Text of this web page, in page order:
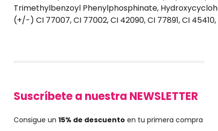
Trimethylbenzoyl Phenylphosphinate,
(+/-) CI 77007, CI 77002, CI 42090, CI 77891, CI
Suscríbete a nuestra NEWSLETTER
Consigue un 15% de descuento en tu primera compra